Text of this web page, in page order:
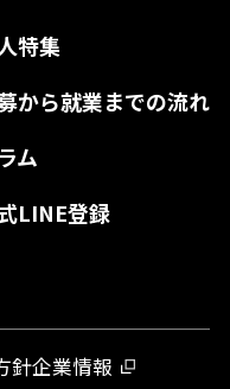
特集
から就業までの流れ
ム
LINE登録
針企業情報